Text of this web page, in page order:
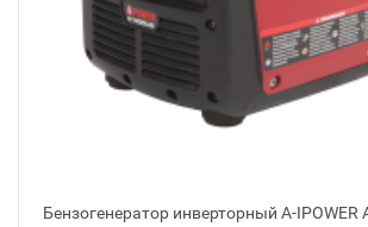
Бензогенератор инверторный A-IPOWER